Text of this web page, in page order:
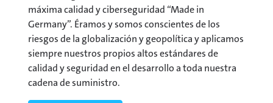
máxima calidad y ciberseguridad “Made in
Germany”. Éramos y somos conscientes de los
riesgos de la globalización y geopolítica y aplicamos
siempre nuestros propios altos estándares de
calidad y seguridad en el desarrollo a toda nuestra
cadena de suministro.